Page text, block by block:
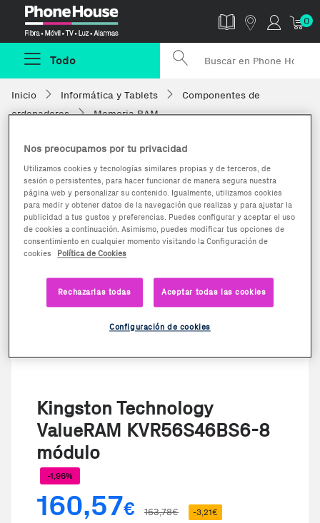
0
Todo
Inicio Informática y Tablets
Componentes de
ordenadores
Memoria RAM
Kingston Technology
ValueRAM KVR56S46BS6-8
módulo
-1,96%
160,57€ 163,78€ -3,21€
Nos preocupamos por tu privacidad
Utilizamos cookies y tecnologías similares propias y de terceros, de
sesión o persistentes, para hacer funcionar de manera segura nuestra
página web y personalizar su contenido. Igualmente, utilizamos cookies
para medir y obtener datos de la navegación que realizas y para ajustar la
publicidad a tus gustos y preferencias. Puedes configurar y aceptar el uso
de cookies a continuación. Asimismo, puedes modificar tus opciones de
consentimiento en cualquier momento visitando la Configuración de
cookies
Política de Cookies
Rechazarlas todas Aceptar todas las cookies
Configuración de cookies